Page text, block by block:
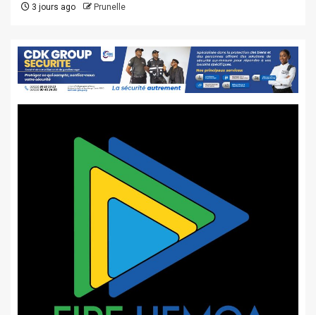
3 jours ago Prunelle